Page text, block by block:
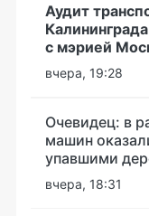
Аудит
с мэрией
вчера, 19:28
Очевидец: в
машин
упавшими
вчера, 18:31